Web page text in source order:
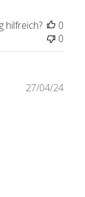
hilfreich?
0
0
27/04/24